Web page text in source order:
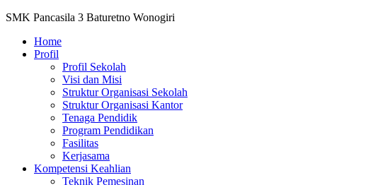
SMK Pancasila 3 Baturetno Wonogiri
Home
Profil
Profil Sekolah
Visi dan Misi
Struktur Organisasi Sekolah
Struktur Organisasi Kantor
Tenaga Pendidik
Program Pendidikan
Fasilitas
Kerjasama
Kompetensi Keahlian
Teknik Pemesinan